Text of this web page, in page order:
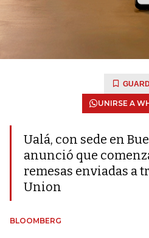
UNIRSE A
Ualá, con sede en
anunció que
remesas enviadas a
Union
BLOOMBERG